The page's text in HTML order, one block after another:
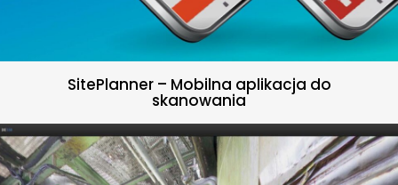
SitePlanner – Mobilna aplikacja do
skanowania